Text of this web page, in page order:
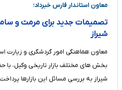
معاون استاندار فارس خبرداد؛
تصمیمات جدید برای مرمت و
شیراز
معاون هماهنگی امور گردشگری و زیارت
بخش های مختلف بازار تاریخی وکیل، با
شیراز به بررسی مسائل این بازارها